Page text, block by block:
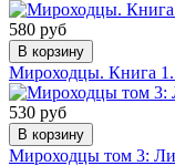
580 руб
В корзину
Мироходцы. Книга 1.
530 руб
В корзину
Мироходцы том 3: